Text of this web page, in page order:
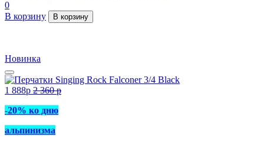
0
В корзину
В корзину
Новинка
1 888p 2 360 p
-20% ко дню
альпинизма